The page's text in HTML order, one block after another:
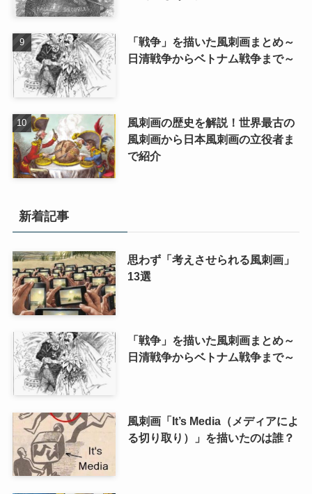
「戦争」を描いた風刺画まとめ～
日清戦争からベトナム戦争まで～
風刺画の歴史を解説！世界最古の
風刺画から日本風刺画の立役者ま
で紹介
新着記事
思わず「考えさせられる風刺画」
13選
「戦争」を描いた風刺画まとめ～
日清戦争からベトナム戦争まで～
風刺画「It’s Media（メディアによ
る切り取り）」を描いたのは誰？